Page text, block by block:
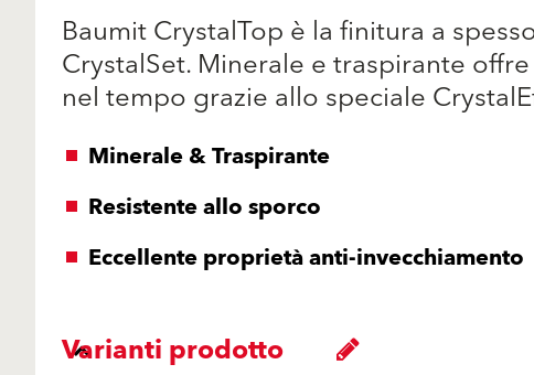
Baumit CrystalTop è la finitura a
CrystalSet. Minerale e traspirante
nel tempo grazie allo speciale
Minerale & Traspirante
Resistente allo sporco
Eccellente proprietà anti-invecchiamento
Varianti prodotto